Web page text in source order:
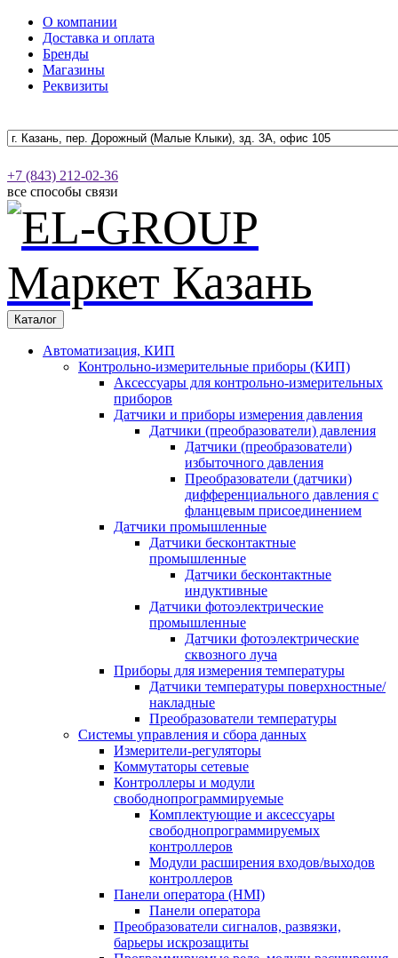
О компании
Доставка и оплата
Бренды
Магазины
Реквизиты
+7 (843) 212-02-36
все способы связи
Каталог
Автоматизация, КИП
Контрольно-измерительные приборы (КИП)
Аксессуары для контрольно-измерительных
приборов
Датчики и приборы измерения давления
Датчики (преобразователи) давления
Датчики (преобразователи)
избыточного давления
Преобразователи (датчики)
дифференциального давления с
фланцевым присоединением
Датчики промышленные
Датчики бесконтактные
промышленные
Датчики бесконтактные
индуктивные
Датчики фотоэлектрические
промышленные
Датчики фотоэлектрические
сквозного луча
Приборы для измерения температуры
Датчики температуры поверхностные/
накладные
Преобразователи температуры
Системы управления и сбора данных
Измерители-регуляторы
Коммутаторы сетевые
Контроллеры и модули
свободнопрограммируемые
Комплектующие и аксессуары
свободнопрограммируемых
контроллеров
Модули расширения входов/выходов
контроллеров
Панели оператора (HMI)
Панели оператора
Преобразователи сигналов, развязки,
барьеры искрозащиты